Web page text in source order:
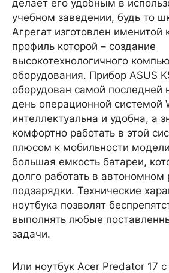
делает его удобным в
учебном заведении, будь то
Агрегат изготовлен именитой
профиль которой – создание
высокотехнологичного
оборудования. Прибор ASUS
оборудован самой последней
день операционной системой
интеллектуальна и удобна, а
комфортно работать в этой
плюсом к мобильности
большая емкость батареи,
долго работать в
подзарядки. Технические
ноутбука позволят
выполнять любые
задачи.
Или ноутбук Acer Predator 17